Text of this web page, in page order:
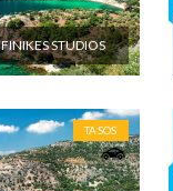
STUDIOS
TASOS